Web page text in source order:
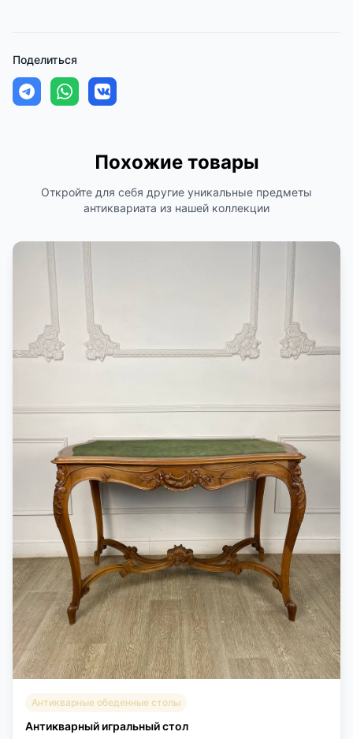
Поделиться
Похожие товары
Откройте для себя другие уникальные предметы
антиквариата из нашей коллекции
Антикварные обеденные столы
Антикварный игральный стол